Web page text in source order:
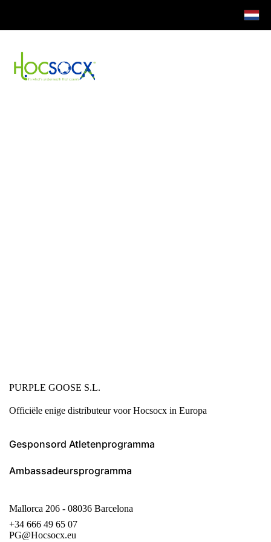
PURPLE GOOSE S.L.
Officiële enige distributeur voor Hocsocx in Europa
Mallorca 206 - 08036 Barcelona
+34 666 49 65 07
PG@Hocsocx.eu
Gesponsord Atletenprogramma
Ambassadeursprogramma